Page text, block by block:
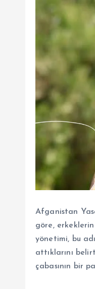
Afganistan
göre,
yönetimi, bu
attıklarını
çabasının bir